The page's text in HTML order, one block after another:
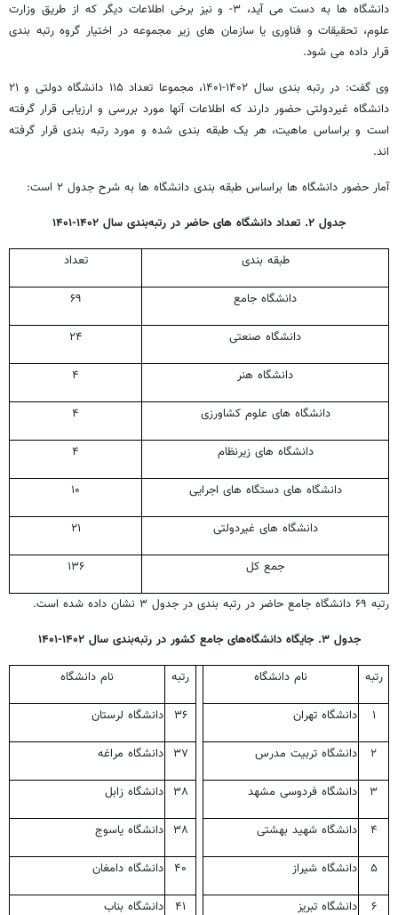
دانشگاه ها به دست می آید، ۳- و نیز برخی اطلاعات دیگر که از طریق وزارت
علوم، تحقیقات و فناوری یا سازمان های زیر مجموعه در اختیار گروه رتبه بندی
قرار داده می شود.
وی گفت: در رتبه بندی سال ۱۴۰۲-۱۴۰۱، مجموعا تعداد ۱۱۵ دانشگاه دولتی و ۲۱
دانشگاه غیردولتی حضور دارند که اطلاعات آنها مورد بررسی و ارزیابی قرار گرفته
است و براساس ماهیت، هر یک طبقه بندی شده و مورد رتبه بندی قرار گرفته
اند.
آمار حضور دانشگاه ها براساس طبقه بندی دانشگاه ها به شرح جدول ۲ است:
جدول ۲. تعداد دانشگاه های حاضر در رتبه‌بندی سال ۱۴۰۲-۱۴۰۱
طبقه بندی تعداد
دانشگاه جامع ۶۹
دانشگاه صنعتی ۲۴
دانشگاه هنر ۴
دانشگاه های علوم کشاورزی ۴
دانشگاه های زیرنظام ۴
دانشگاه های دستگاه های اجرایی ۱۰
دانشگاه های غیردولتی ۲۱
جمع کل ۱۳۶
رتبه ۶۹ دانشگاه جامع حاضر در رتبه بندی در جدول ۳ نشان داده شده است.
جدول ۳. جایگاه دانشگاه‌های جامع کشور در رتبه‌بندی سال ۱۴۰۲-۱۴۰۱
رتبه نام دانشگاه رتبه نام دانشگاه
۱ دانشگاه تهران ۳۶ دانشگاه لرستان
۲ دانشگاه تربیت مدرس ۳۷ دانشگاه مراغه
۳ دانشگاه فردوسی مشهد ۳۸ دانشگاه زابل
۴ دانشگاه شهید بهشتی ۳۸ دانشگاه یاسوج
۵ دانشگاه شیراز ۴۰ دانشگاه دامغان
۶ دانشگاه تبریز ۴۱ دانشگاه بناب